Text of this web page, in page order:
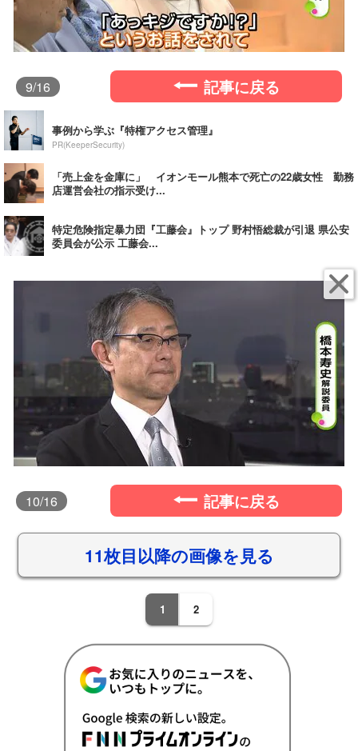
9/16 記事に戻る
事例から学ぶ『特権アクセス管理』
PR(KeeperSecurity)
「売上金を金庫に」 イオンモール熊本で死亡の22歳女性 勤務
店運営会社の指示受け...
特定危険指定暴力団『工藤会』トップ 野村悟総裁が引退 県公安
委員会が公示 工藤会...
10/16 記事に戻る
11枚目以降の画像を見る
1 2